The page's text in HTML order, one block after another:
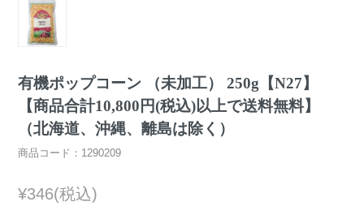
有機ポップコーン （未加工） 250g【N27】
【商品合計10,800円(税込)以上で送料無料】
（北海道、沖縄、離島は除く）
商品コード：1290209
¥346(税込)